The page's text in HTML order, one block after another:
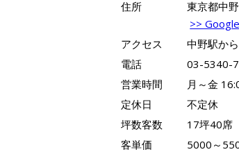
住所
東京都中
>>
アクセス
中野駅か
電話
03-5340-
営業時間
月～金
定休日
不定休
坪数客数
17坪40席
客単価
5000～